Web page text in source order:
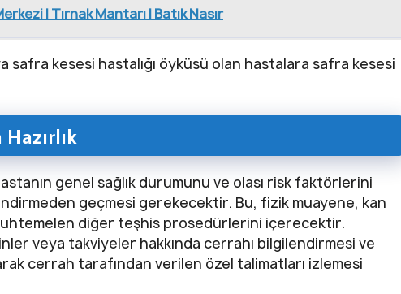
| Tırnak Mantarı | Batık Nasır
safra kesesi hastalığı öyküsü olan hastalara safra kesesi
genel sağlık durumunu ve olası risk faktörlerini
geçmesi gerekecektir. Bu, fizik muayene, kan
diğer teşhis prosedürlerini içerecektir.
veya takviyeler hakkında cerrahı bilgilendirmesi ve
cerrah tarafından verilen özel talimatları izlemesi